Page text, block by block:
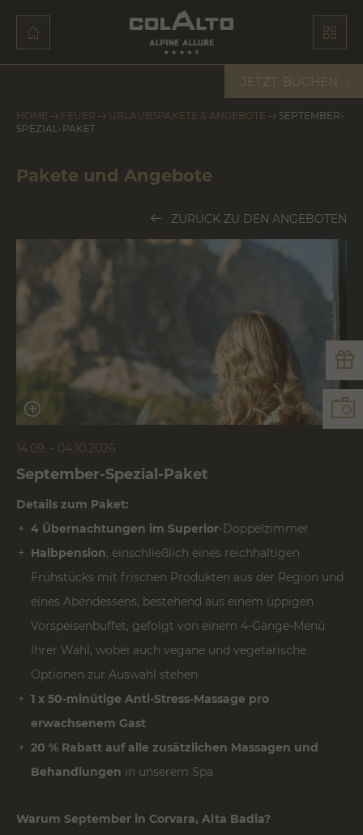
JETZT BUCHEN
HOME FEUER URLAUBSPAKETE & ANGEBOTE
SEPTEMBER-
SPEZIAL-PAKET
Pakete und Angebote
ZURÜCK ZU DEN ANGEBOTEN
14.09. - 04.10.2026
September-Spezial-Paket
Details zum Paket:
4 Übernachtungen im Superior-Doppelzimmer
Halbpension, einschließlich eines reichhaltigen
Frühstücks mit frischen Produkten aus der Region und
eines Abendessens, bestehend aus einem üppigen
Vorspeisenbuffet, gefolgt von einem 4-Gänge-Menü
Ihrer Wahl, wobei auch vegane und vegetarische
Optionen zur Auswahl stehen
1 x 50-minütige Anti-Stress-Massage pro
erwachsenem Gast
20 % Rabatt auf alle zusätzlichen Massagen und
Behandlungen in unserem Spa
Warum September in Corvara, Alta Badia?